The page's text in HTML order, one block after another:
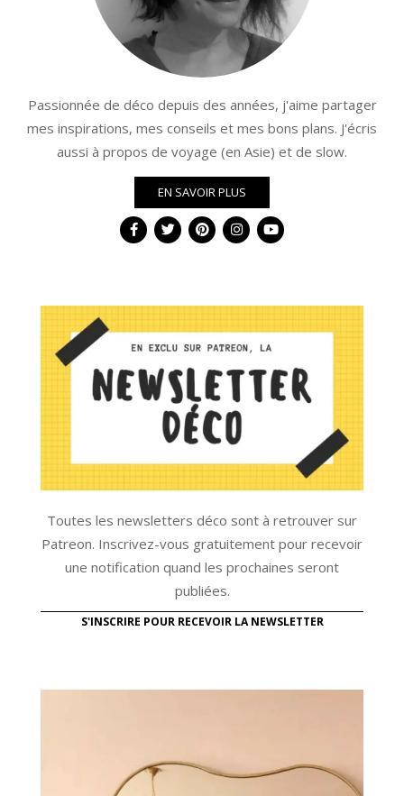
Passionnée de déco depuis des années, j'aime partager
mes inspirations, mes conseils et mes bons plans. J'écris
aussi à propos de voyage (en Asie) et de slow.
EN SAVOIR PLUS
Toutes les newsletters déco sont à retrouver sur
Patreon. Inscrivez-vous gratuitement pour recevoir
une notification quand les prochaines seront
publiées.
S'INSCRIRE POUR RECEVOIR LA NEWSLETTER